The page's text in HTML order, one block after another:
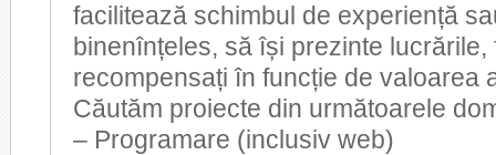
facilitează schimbul de experiență
binenînțeles, să își prezinte lucrările,
recompensați în funcție de valoarea
Căutăm proiecte din următoarele
– Programare (inclusiv web)